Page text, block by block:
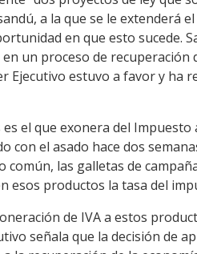
a la que se le extenderá
en que esto sucede.
un proceso de recuperación
Ejecutivo estuvo a favor y ha
el que exonera del Impuesto
con el asado hace dos
las galletas de
esos productos la tasa del
de IVA a estos
señala que la decisión de